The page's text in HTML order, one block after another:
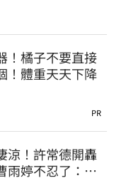
！橘子不要直接
！體重天天下降
PR
涼！許常德開轟
雨婷不忍了：別